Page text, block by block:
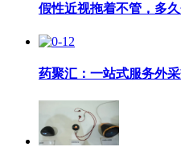
假性近视拖着不管，多
药聚汇：一站式服务外